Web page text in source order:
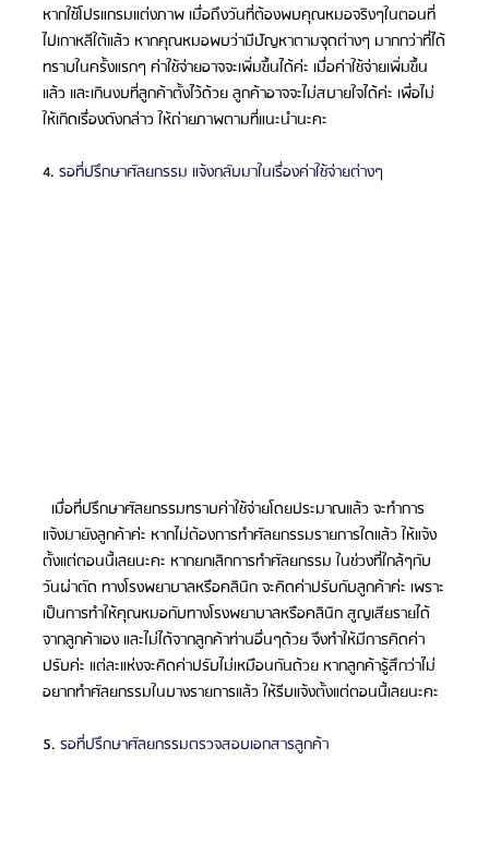
หากใช้โปรแกรมแต่งภาพ เมื่อถึงวันที่ต้องพบคุณหมอจริงๆในตอนที่
ไปเกาหลีใต้แล้ว หากคุณหมอพบว่ามีปัญหาตามจุดต่างๆ มากกว่าที่ได้
ทราบในครั้งแรกๆ ค่าใช้จ่ายอาจจะเพิ่มขึ้นได้ค่ะ เมื่อค่าใช้จ่ายเพิ่มขึ้น
แล้ว และเกินงบที่ลูกค้าตั้งไว้ด้วย ลูกค้าอาจจะไม่สบายใจได้ค่ะ เพื่อไม่
ให้เกิดเรื่องดังกล่าว ให้ถ่ายภาพตามที่แนะนำนะคะ
4. รอที่ปรึกษาศัลยกรรม แจ้งกลับมาในเรื่องค่าใช้จ่ายต่างๆ
แจ้งมายังลูกค้าค่ะ หากไม่ต้องการทำศัลยกรรมรายการใดแล้ว ให้แจ้ง
ตั้งแต่ตอนนี้เลยนะคะ หากยกเลิกการทำศัลยกรรม ในช่วงที่ใกล้ๆกับ
วันผ่าตัด ทางโรงพยาบาลหรือคลินิก จะคิดค่าปรับกับลูกค้าค่ะ เพราะ
เป็นการทำให้คุณหมอกับทางโรงพยาบาลหรือคลินิก สูญเสียรายได้
จากลูกค้าเอง และไม่ได้จากลูกค้าท่านอื่นๆด้วย จึงทำให้มีการคิดค่า
ปรับค่ะ แต่ละแห่งจะคิดค่าปรับไม่เหมือนกันด้วย หากลูกค้ารู้สึกว่าไม่
อยากทำศัลยกรรมในบางรายการแล้ว ให้รีบแจ้งตั้งแต่ตอนนี้เลยนะคะ
5. รอที่ปรึกษาศัลยกรรมตรวจสอบเอกสารลูกค้า